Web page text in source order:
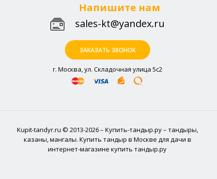
Напишите нам
sales-kt@yandex.ru
ЗАКАЗАТЬ ЗВОНОК
г. Москва, ул. Складочная улица 5с2
Kupit-tandyr.ru © 2013-2026 – Купить-тандыр.ру – тандыры,
казаны, мангалы. Купить тандыр в Москве для дачи в
интернет-магазине купить тандыр.ру